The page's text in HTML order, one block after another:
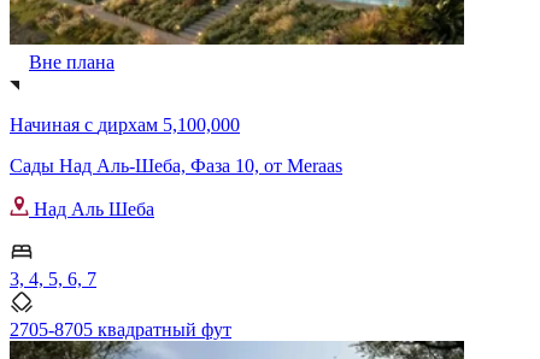
Вне плана
Начиная с дирхам 5,100,000
Сады Над Аль-Шеба, Фаза 10, от Meraas
Над Аль Шеба
3, 4, 5, 6, 7
2705-8705 квадратный фут